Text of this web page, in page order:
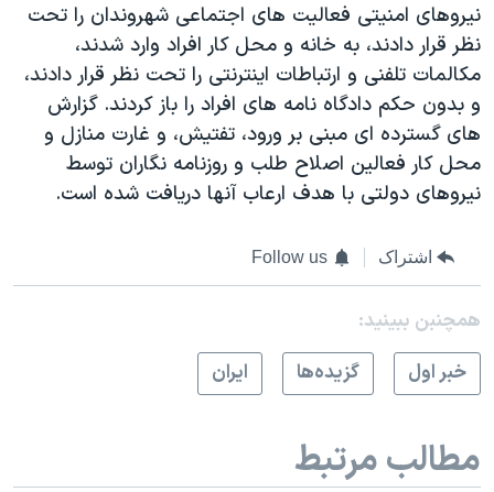
نیروهای امنیتی فعالیت های اجتماعی شهروندان را تحت
نظر قرار دادند، به خانه و محل کار افراد وارد شدند،
مکالمات تلفنی و ارتباطات اینترنتی را تحت نظر قرار دادند،
و بدون حکم دادگاه نامه های افراد را باز کردند. گزارش
های گسترده ای مبنی بر ورود، تفتیش، و غارت منازل و
محل کار فعالین اصلاح طلب و روزنامه نگاران توسط
نیروهای دولتی با هدف ارعاب آنها دریافت شده است.
اشتراک Follow us
همچنبن ببینید:
خبر اول
گزيده‌ها ايران
مطالب مرتبط